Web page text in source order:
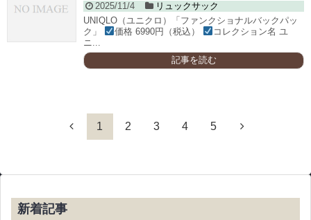
2025/11/4
リュックサック
UNIQLO（ユニクロ）「ファンクショナルバックパッ
ク」
価格 6990円（税込）
コレクション名 ユ
ニ...
記事を読む
1 2 3 4 5
新着記事